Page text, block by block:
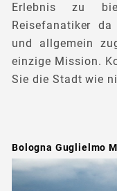
Erlebnis zu
Reisefanatiker
und allgemein
einzige Mission.
Sie die Stadt wie
Bologna Guglielmo